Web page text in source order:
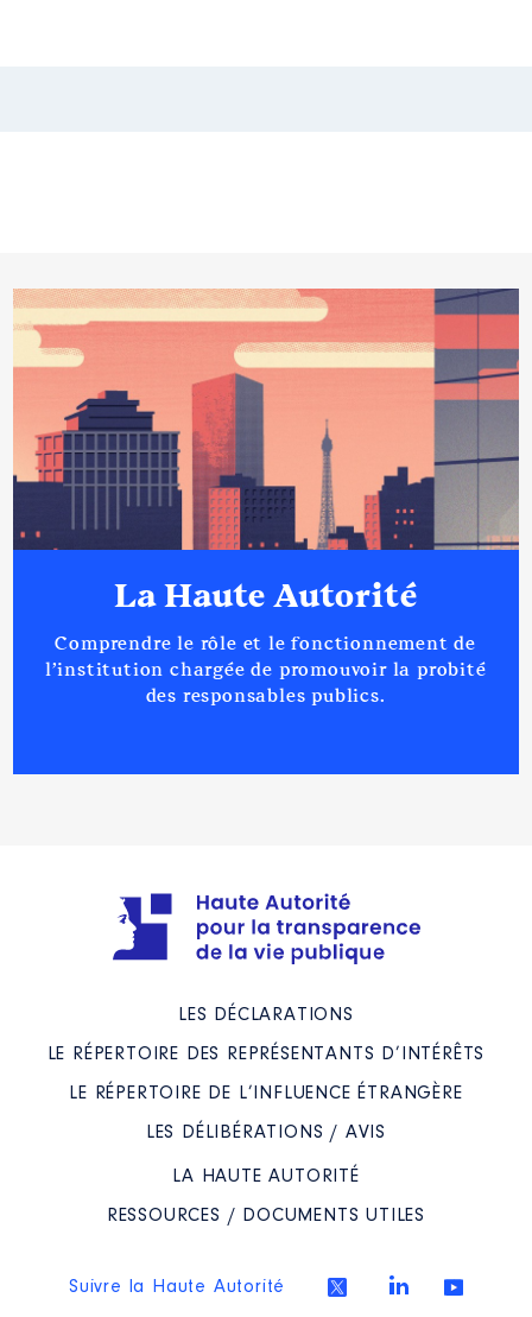
La Haute Autorité
Comprendre le rôle et le fonctionnement de
l’institution chargée de promouvoir la probité
des responsables publics.
LES DÉCLARATIONS
LE RÉPERTOIRE DES REPRÉSENTANTS D’INTÉRÊTS
LE RÉPERTOIRE DE L’INFLUENCE ÉTRANGÈRE
LES DÉLIBÉRATIONS / AVIS
LA HAUTE AUTORITÉ
RESSOURCES / DOCUMENTS UTILES
Suivre la Haute Autorité